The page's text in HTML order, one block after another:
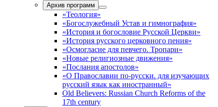
Архив программ
«Теология»
«Богослужебный Устав и гимнография»
«История и богословие Русской Церкви»
«История русского церковного пения»
«Осмогласие для певчего. Тропари»
«Новые религиозные движения»
«Послания апостолов»
«О Православии по-русски. для изучающих
русский язык как иностранный»
Old Believers: Russian Church Reforms of the
17th century